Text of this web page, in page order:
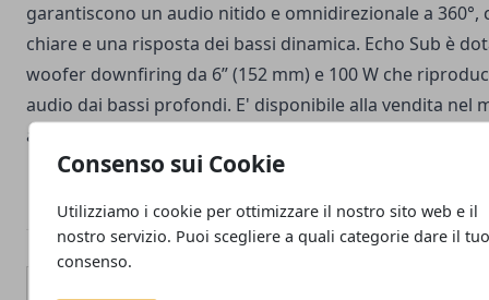
Consenso sui Cookie
Utilizziamo i cookie per ottimizzare il nostro sito web e il
nostro servizio. Puoi scegliere a quali categorie dare il
consenso.
garantiscono un audio nitido e omnidirezionale a 360°,
chiare e una risposta dei bassi dinamica. Echo Sub è
woofer downfiring da 6” (152 mm) e 100 W che
audio dai bassi profondi. E' disponibile alla vendita nel
attuale ad un prezzo consigliato di circa 329 euro.